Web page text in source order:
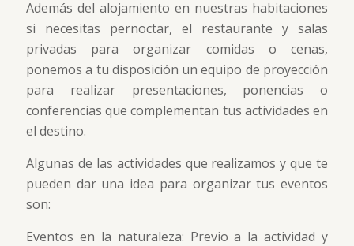
Además del alojamiento en nuestras habitaciones
si necesitas pernoctar, el restaurante y salas
privadas para organizar comidas o cenas,
ponemos a tu disposición un equipo de proyección
para realizar presentaciones, ponencias o
conferencias que complementan tus actividades en
el destino.
Algunas de las actividades que realizamos y que te
pueden dar una idea para organizar tus eventos
son:
Eventos en la naturaleza: Previo a la actividad y